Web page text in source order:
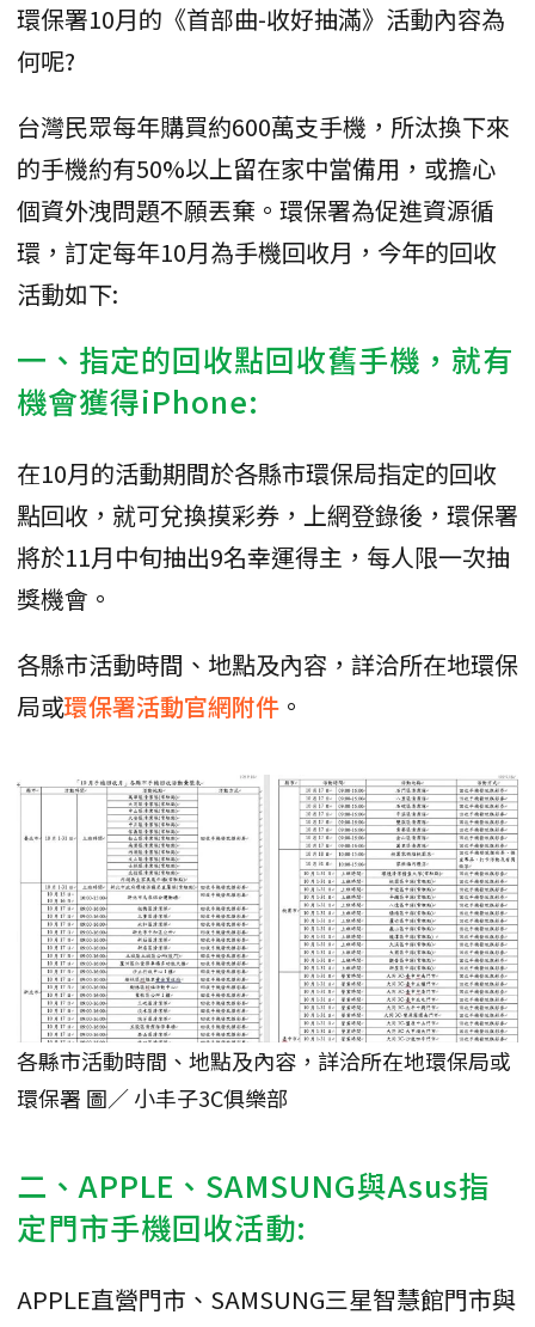
環保署10月的《首部曲-收好抽滿》活動內容為
何呢?
台灣民眾每年購買約600萬支手機，所汰換下來
的手機約有50%以上留在家中當備用，或擔心
個資外洩問題不願丟棄。環保署為促進資源循
環，訂定每年10月為手機回收月，今年的回收
活動如下:
一、指定的回收點回收舊手機，就有
機會獲得iPhone:
在10月的活動期間於各縣市環保局指定的回收
點回收，就可兌換摸彩券，上網登錄後，環保署
將於11月中旬抽出9名幸運得主，每人限一次抽
獎機會。
各縣市活動時間、地點及內容，詳洽所在地環保
局或環保署活動官網附件 。
各縣市活動時間、地點及內容，詳洽所在地環保局或
環保署 圖／ 小丰子3C俱樂部
二、APPLE、SAMSUNG與Asus指
定門市手機回收活動:
APPLE直營門市、SAMSUNG三星智慧館門市與